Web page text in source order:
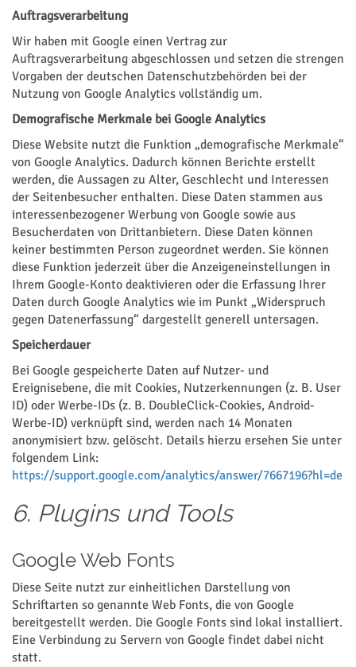
Auftragsverarbeitung
Wir haben mit Google einen Vertrag zur
Auftragsverarbeitung abgeschlossen und setzen die strengen
Vorgaben der deutschen Datenschutzbehörden bei der
Nutzung von Google Analytics vollständig um.
Demografische Merkmale bei Google Analytics
Diese Website nutzt die Funktion „demografische Merkmale“
von Google Analytics. Dadurch können Berichte erstellt
werden, die Aussagen zu Alter, Geschlecht und Interessen
der Seitenbesucher enthalten. Diese Daten stammen aus
interessenbezogener Werbung von Google sowie aus
Besucherdaten von Drittanbietern. Diese Daten können
keiner bestimmten Person zugeordnet werden. Sie können
diese Funktion jederzeit über die Anzeigeneinstellungen in
Ihrem Google-Konto deaktivieren oder die Erfassung Ihrer
Daten durch Google Analytics wie im Punkt „Widerspruch
gegen Datenerfassung“ dargestellt generell untersagen.
Speicherdauer
Bei Google gespeicherte Daten auf Nutzer- und
Ereignisebene, die mit Cookies, Nutzerkennungen (z. B. User
ID) oder Werbe-IDs (z. B. DoubleClick-Cookies, Android-
Werbe-ID) verknüpft sind, werden nach 14 Monaten
anonymisiert bzw. gelöscht. Details hierzu ersehen Sie unter
folgendem Link:
https://support.google.com/analytics/answer/7667196?hl=de
6. Plugins und Tools
Google Web Fonts
Diese Seite nutzt zur einheitlichen Darstellung von
Schriftarten so genannte Web Fonts, die von Google
bereitgestellt werden. Die Google Fonts sind lokal installiert.
Eine Verbindung zu Servern von Google findet dabei nicht
statt.